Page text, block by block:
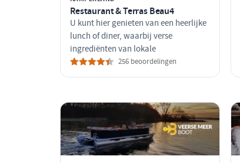
Restaurant & Terras Beau4
U kunt hier genieten van een heerlijke
lunch of diner, waarbij verse
ingrediënten van lokale
256 beoordelingen